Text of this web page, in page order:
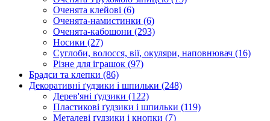
Оченята клейові (6)
Оченята-намистинки (6)
Оченята-кабошони (293)
Носики (27)
Суглоби, волосся, вії, окуляри, наповнювач (16)
Різне для іграшок (97)
Брадси та клепки (86)
Декоративні ґудзики і шпильки (248)
Дерев'яні ґудзики (122)
Пластикові ґудзики і шпильки (119)
Металеві ґудзики і кнопки (7)